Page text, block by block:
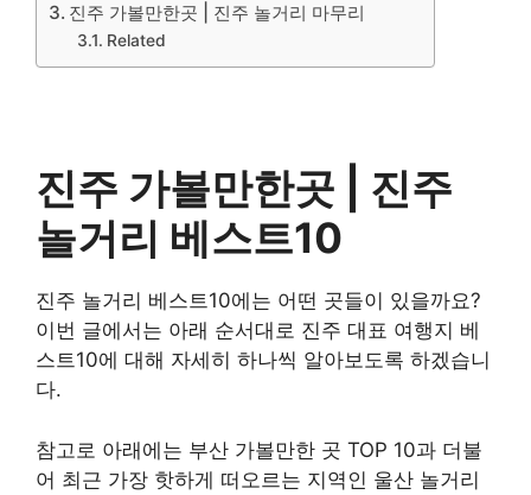
진주 가볼만한곳 | 진주 놀거리 마무리
Related
진주 가볼만한곳 | 진주
놀거리 베스트10
진주 놀거리 베스트10에는 어떤 곳들이 있을까요?
이번 글에서는 아래 순서대로 진주 대표 여행지 베
스트10에 대해 자세히 하나씩 알아보도록 하겠습니
다.
참고로 아래에는 부산 가볼만한 곳 TOP 10과 더불
어 최근 가장 핫하게 떠오르는 지역인 울산 놀거리